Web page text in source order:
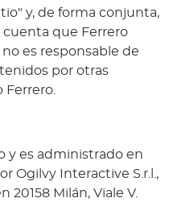
y, de forma conjunta,
cuenta que Ferrero
no es responsable de
por otras
Ferrero.
y es administrado en
Ogilvy Interactive S.r.l.,
20158 Milán, Viale V.